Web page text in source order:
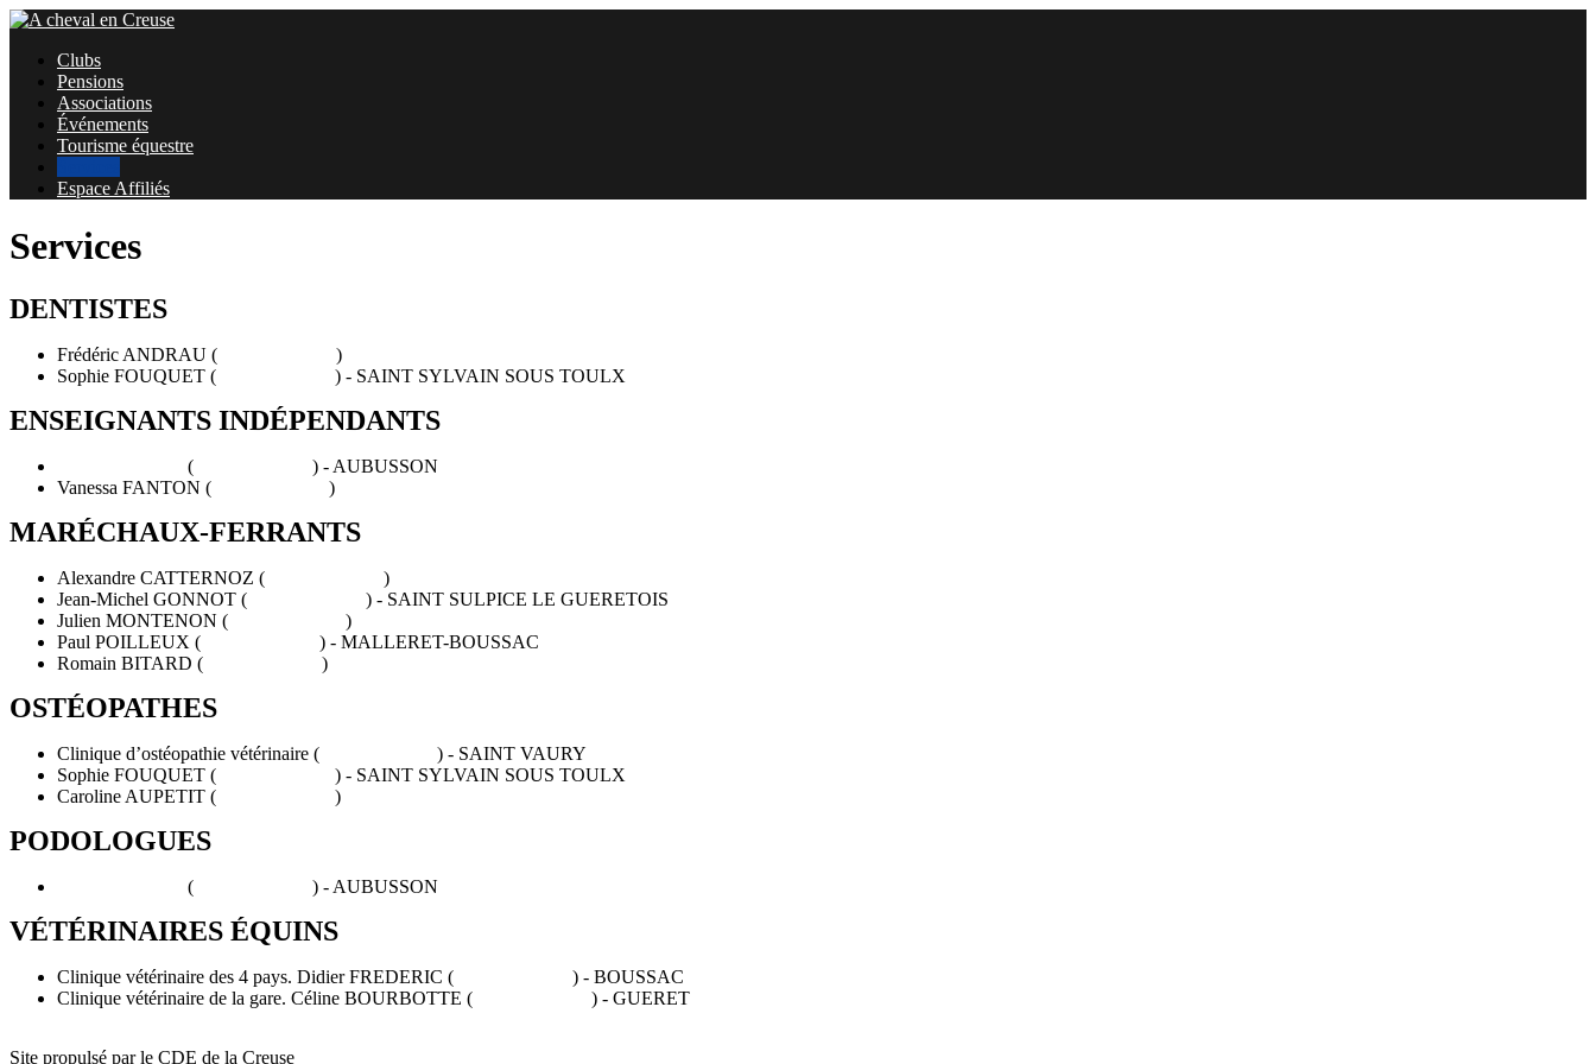
Clubs
Pensions
Associations
Événements
Tourisme équestre
Espace Affiliés
Services
DENTISTES
Frédéric ANDRAU (
)
Sophie FOUQUET (
) - SAINT SYLVAIN SOUS TOULX
ENSEIGNANTS INDÉPENDANTS
(
) - AUBUSSON
Vanessa FANTON (
)
MARÉCHAUX-FERRANTS
Alexandre CATTERNOZ (
)
Jean-Michel GONNOT (
) - SAINT SULPICE LE GUERETOIS
Julien MONTENON (
)
Paul POILLEUX (
) - MALLERET-BOUSSAC
Romain BITARD (
)
OSTÉOPATHES
Clinique d’ostéopathie vétérinaire (
) - SAINT VAURY
Sophie FOUQUET (
) - SAINT SYLVAIN SOUS TOULX
Caroline AUPETIT (
)
PODOLOGUES
( ) - AUBUSSON
VÉTÉRINAIRES ÉQUINS
Clinique vétérinaire des 4 pays. Didier FREDERIC (
) - BOUSSAC
Clinique vétérinaire de la gare. Céline BOURBOTTE (
) - GUERET
Site propulsé par le CDE de la Creuse